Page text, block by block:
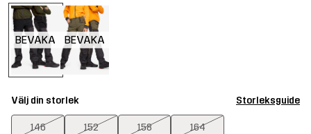
BEVAKA BEVAKA
Välj din storlek Storleksguide
146 152 158 164